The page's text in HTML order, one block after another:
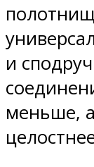
и
меньше,